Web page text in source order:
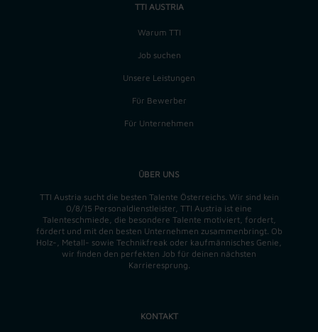
TTI AUSTRIA
Warum TTI
Job suchen
Unsere Leistungen
Für Bewerber
Für Unternehmen
ÜBER UNS
TTI Austria sucht die besten Talente Österreichs. Wir sind kein
0/8/15 Personaldienstleister, TTI Austria ist eine
Talenteschmiede, die besondere Talente motiviert, fordert,
fördert und mit den besten Unternehmen zusammenbringt. Ob
Holz-, Metall- sowie Technikfreak oder kaufmännisches Genie,
wir finden den perfekten Job für deinen nächsten
Karrieresprung.
KONTAKT